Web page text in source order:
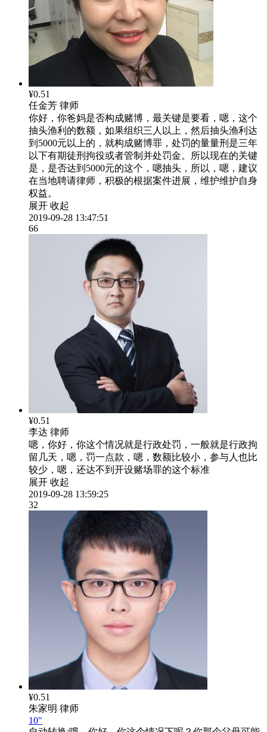
¥0.51
任金芳 律师
你好，你爸妈是否构成赌博，最关键是要看，嗯，这个
抽头渔利的数额，如果组织三人以上，然后抽头渔利达
到5000元以上的，就构成赌博罪，处罚的量量刑是三年
以下有期徒刑拘役或者管制并处罚金。所以现在的关键
是，是否达到5000元的这个，嗯抽头，所以，嗯，建议
在当地聘请律师，积极的根据案件进展，维护维护自身
权益。
展开 收起
2019-09-28 13:47:51
66
¥0.51
李达 律师
嗯，你好，你这个情况就是行政处罚，一般就是行政拘
留几天，嗯，罚一点款，嗯，数额比较小，参与人也比
较少，嗯，还达不到开设赌场罪的这个标准
展开 收起
2019-09-28 13:59:25
32
¥0.51
朱家明 律师
10"